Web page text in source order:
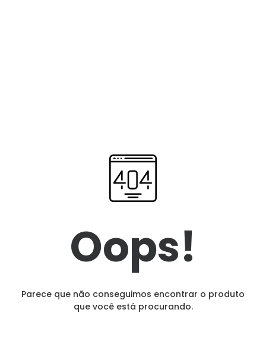
Oops!
Parece que não conseguimos encontrar o produto
que você está procurando.